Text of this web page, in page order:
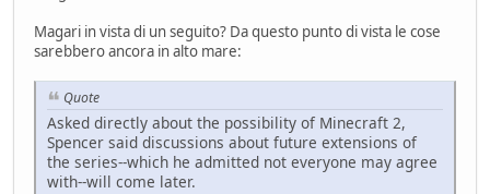
Magari in vista di un seguito? Da questo punto di vista le cose
sarebbero ancora in alto mare:
Quote
Asked directly about the possibility of Minecraft 2,
Spencer said discussions about future extensions of
the series--which he admitted not everyone may agree
with--will come later.